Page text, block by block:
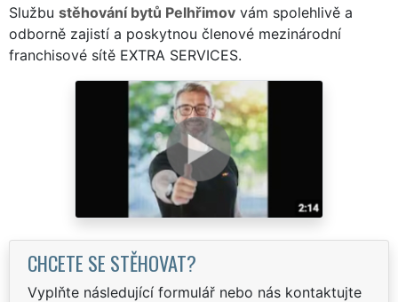
Službu stěhování bytů Pelhřimov vám spolehlivě a
odborně zajistí a poskytnou členové mezinárodní
franchisové sítě EXTRA SERVICES.
CHCETE SE STĚHOVAT?
Vyplňte následující formulář nebo nás kontaktujte